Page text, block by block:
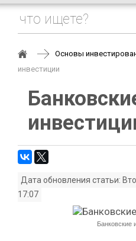
Основы
инвестиции
Дата обновления статьи:
17:07
Банковские